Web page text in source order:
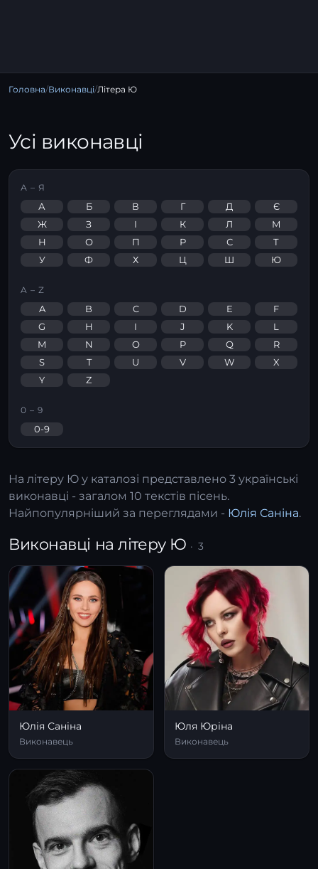
Головна/Виконавці/Літера Ю
Усі виконавці
А – Я
А Б В Г Д
Є
Ж
З І К Л
М
Н
О П Р С
Т
У
Ф Х Ц Ш Ю
A – Z
A B C D E
F
G
H I J K
L
M
N O P Q
R
S
T U V W
X
Y
Z
0 – 9
0-9
На літеру Ю у каталозі представлено 3 українські
виконавці - загалом 10 текстів пісень.
Найпопулярніший за переглядами - Юлія Саніна.
Виконавці на літеру Ю · 3
Юлія Саніна
Виконавець
Юля Юріна
Виконавець